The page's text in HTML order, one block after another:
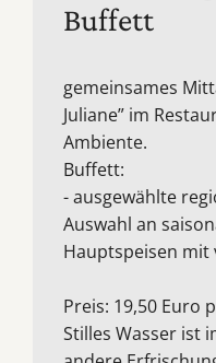
Buffett
gemeinsames
Juliane” im
Ambiente.
Buffett:
- ausgewählte
Auswahl an
Hauptspeisen mit
Preis: 19,50 Euro
Stilles Wasser ist